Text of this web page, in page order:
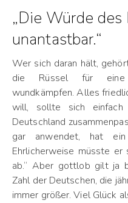
„Die Würde
unantastbar.“
Wer sich daran hält,
die Rüssel für eine
wundkämpfen. Alles
will, sollte sich einfach
Deutschland
gar anwendet, hat
Ehrlicherweise müsste er
ab.“ Aber gottlob gilt ja
Zahl der Deutschen, die
immer größer. Viel Glück